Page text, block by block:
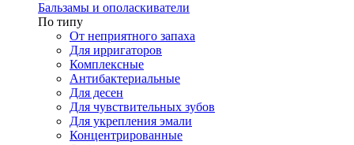
Бальзамы и ополаскиватели
По типу
От неприятного запаха
Для ирригаторов
Комплексные
Антибактериальные
Для десен
Для чувствительных зубов
Для укрепления эмали
Концентрированные